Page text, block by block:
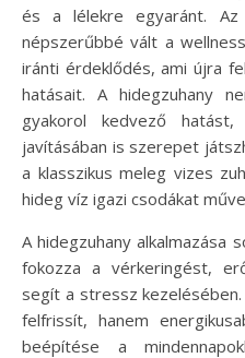
és a lélekre egyaránt. Az
népszerűbbé vált a
iránti érdeklődés, ami újra
hatásait. A hidegzuhany
gyakorol kedvező
javításában is szerepet
a klasszikus meleg vizes
hideg víz igazi csodákat
A hidegzuhany alkalmazása
fokozza a vérkeringést,
segít a stressz
felfrissít, hanem
beépítése a